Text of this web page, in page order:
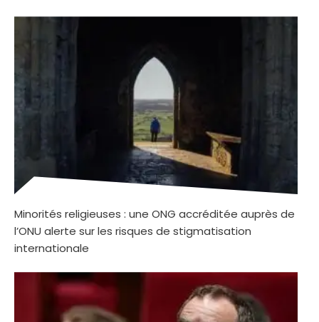
Minorités religieuses : une ONG accréditée auprès de
l’ONU alerte sur les risques de stigmatisation
internationale